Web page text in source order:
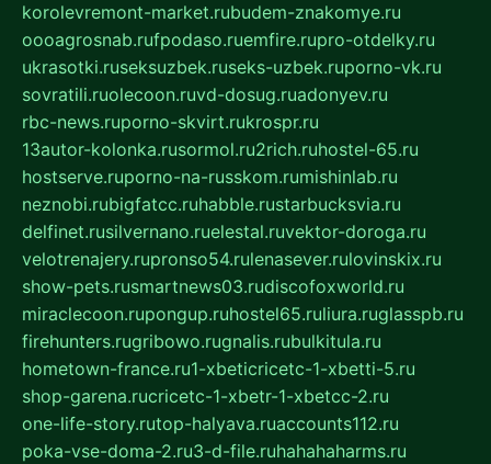
korolevremont-market.rubudem-znakomye.ru
oooagrosnab.rufpodaso.ruemfire.rupro-otdelky.ru
ukrasotki.ruseksuzbek.ruseks-uzbek.ruporno-vk.ru
sovratili.ruolecoon.ruvd-dosug.ruadonyev.ru
rbc-news.ruporno-skvirt.rukrospr.ru
13autor-kolonka.rusormol.ru2rich.ruhostel-65.ru
hostserve.ruporno-na-russkom.rumishinlab.ru
neznobi.rubigfatcc.ruhabble.rustarbucksvia.ru
delfinet.rusilvernano.ruelestal.ruvektor-doroga.ru
velotrenajery.rupronso54.rulenasever.rulovinskix.ru
show-pets.rusmartnews03.rudiscofoxworld.ru
miraclecoon.rupongup.ruhostel65.ruliura.ruglasspb.ru
firehunters.rugribowo.rugnalis.rubulkitula.ru
hometown-france.ru1-xbeticricetc-1-xbetti-5.ru
shop-garena.rucricetc-1-xbetr-1-xbetcc-2.ru
one-life-story.rutop-halyava.ruaccounts112.ru
poka-vse-doma-2.ru3-d-file.ruhahahaharms.ru